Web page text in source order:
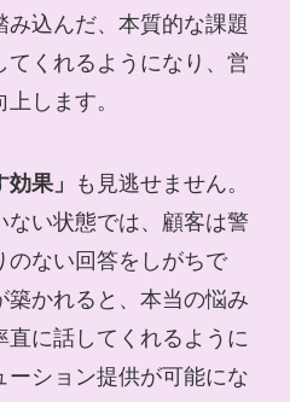
込んだ、本質的な課題
くれるようになり、営
します。
果」
も見逃せません。
ない状態では、顧客は警
のない回答をしがちで
かれると、本当の悩み
に話してくれるように
ーション提供が可能にな